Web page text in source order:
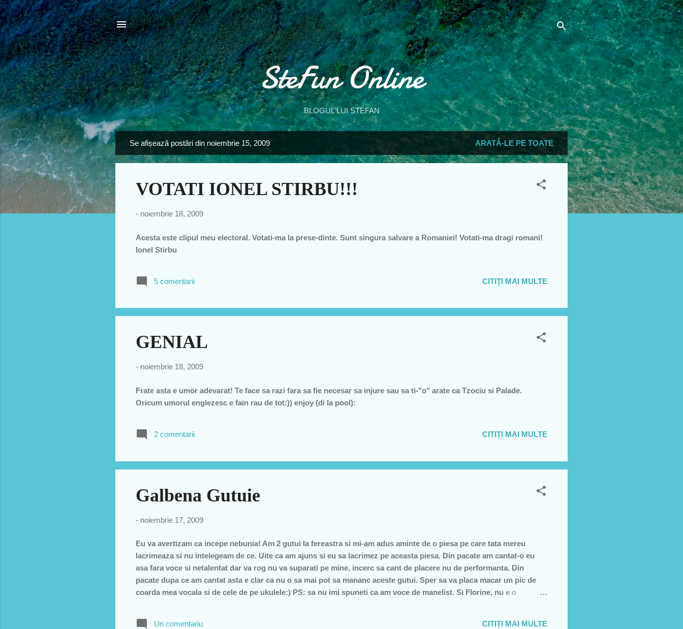
Treceți la conținutul principal
SteFun Online
BLOGUL LUI STEFAN
o
Se afișează postări din noiembrie 15, 2009 ARATĂ-LE PE TOATE
VOTATI IONEL STIRBU!!!
- noiembrie 18, 2009
Acesta este clipul meu electoral. Votati-ma la prese-dinte. Sunt singura salvare a Romaniei! Votati-ma dragi romani!
Ionel Stirbu
5 comentarii CITIȚI MAI MULTE
GENIAL
- noiembrie 18, 2009
Frate asta e umor adevarat! Te face sa razi fara sa fie necesar sa injure sau sa ti-"o" arate ca Tzociu si Palade.
Oricum umorul englezesc e fain rau de tot:)) enjoy (di la pool):
2 comentarii CITIȚI MAI MULTE
Galbena Gutuie
- noiembrie 17, 2009
Eu va avertizam ca incepe nebunia! Am 2 gutui la fereastra si mi-am adus aminte de o piesa pe care tata mereu
lacrimeaza si nu intelegeam de ce. Uite ca am ajuns si eu sa lacrimez pe aceasta piesa. Din pacate am cantat-o eu
asa fara voce si netalentat dar va rog nu va suparati pe mine, incerc sa cant de placere nu de performanta. Din
pacate dupa ce am cantat asta e clar ca nu o sa mai pot sa mananc aceste gutui. Sper sa va placa macar un pic de
coarda mea vocala si de cele de pe ukulele:) PS: sa nu imi spuneti ca am voce de manelist. Si Florine, nu e o
Un comentariu
CITIȚI MAI MULTE